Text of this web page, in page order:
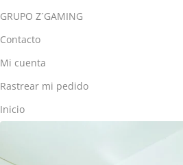
GRUPO Z´GAMING
Contacto
Mi cuenta
Rastrear mi pedido
Inicio